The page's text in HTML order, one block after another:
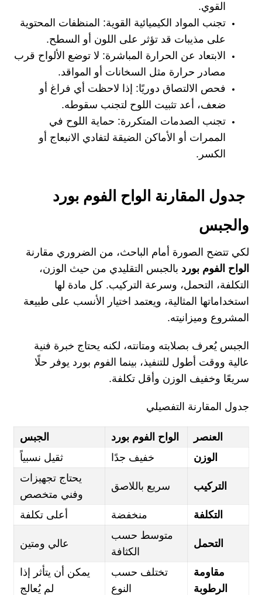
القوي.
تجنب المواد الكيميائية القوية: المنظفات المحتوية
على مذيبات قد تؤثر على اللون أو السطح.
الابتعاد عن الحرارة المباشرة: لا توضع الألواح قرب
مصادر حرارة مثل السخانات أو المواقد.
فحص الالتصاق دوريًا: إذا لاحظت أي فراغ أو
ضعف، أعد تثبيت اللوح لتجنب سقوطه.
تجنب الصدمات المتكررة: حماية اللوح في
الممرات أو الأماكن الضيقة لتفادي الانبعاج أو
الكسر.
جدول المقارنة الواح الفوم بورد
والجبس
لكي تتضح الصورة أمام الباحث، من الضروري مقارنة
الواح الفوم بورد بالجبس التقليدي من حيث الوزن،
التكلفة، التحمل، وسرعة التركيب. كل مادة لها
استخداماتها المثالية، ويعتمد اختيار الأنسب على طبيعة
المشروع وميزانيته.
الجبس يُعرف بصلابته ومتانته، لكنه يحتاج خبرة فنية
عالية ووقت أطول للتنفيذ، بينما الفوم بورد يوفر حلًا
سريعًا وخفيف الوزن وأقل تكلفة.
جدول المقارنة التفصيلي
العنصر الواح الفوم بورد
الجبس
الوزن
خفيف جدًا ثقيل نسبياً
التركيب سريع باللاصق
يحتاج تجهيزات
وفني متخصص
التكلفة
منخفضة أعلى تكلفة
التحمل
متوسط حسب
الكثافة
عالي ومتين
مقاومة
الرطوبة
تختلف حسب
النوع
يمكن أن يتأثر إذا
لم يُعالج